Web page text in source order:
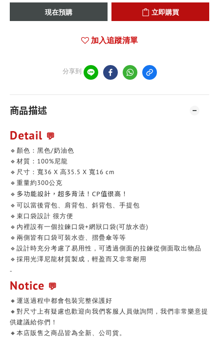
現在預購 立即購買
加入追蹤清單
分享到
商品描述
Detail 💬
🔹顏色：黑色/奶油色
🔹材質：100%尼龍
🔹尺寸：寬36 X 高35.5 X 寬16 cm
🔹重量約300公克
🔹 多功能設計，超多背法！CP值很高！
🔹可以當後背包、肩背包、斜背包、手提包
🔹束口袋設計 很方便
🔹內裡設有一個拉鍊口袋+網狀口袋(可放水壺)
🔹兩側皆有口袋可裝水壺、摺疊傘等等
🔹設計時充分考慮了易用性，可透過側面的拉鍊從側面取出物品
🔹採用光澤尼龍材質製成，輕盈而又非常耐用
-
Notice 💬
🔸運送過程中都會包裝完整保護好
🔸對尺寸上有疑慮也歡迎向我們客服人員做詢問，我們非常樂意提
供建議給你們！
🔸本店販售之商品皆為全新、公司貨。